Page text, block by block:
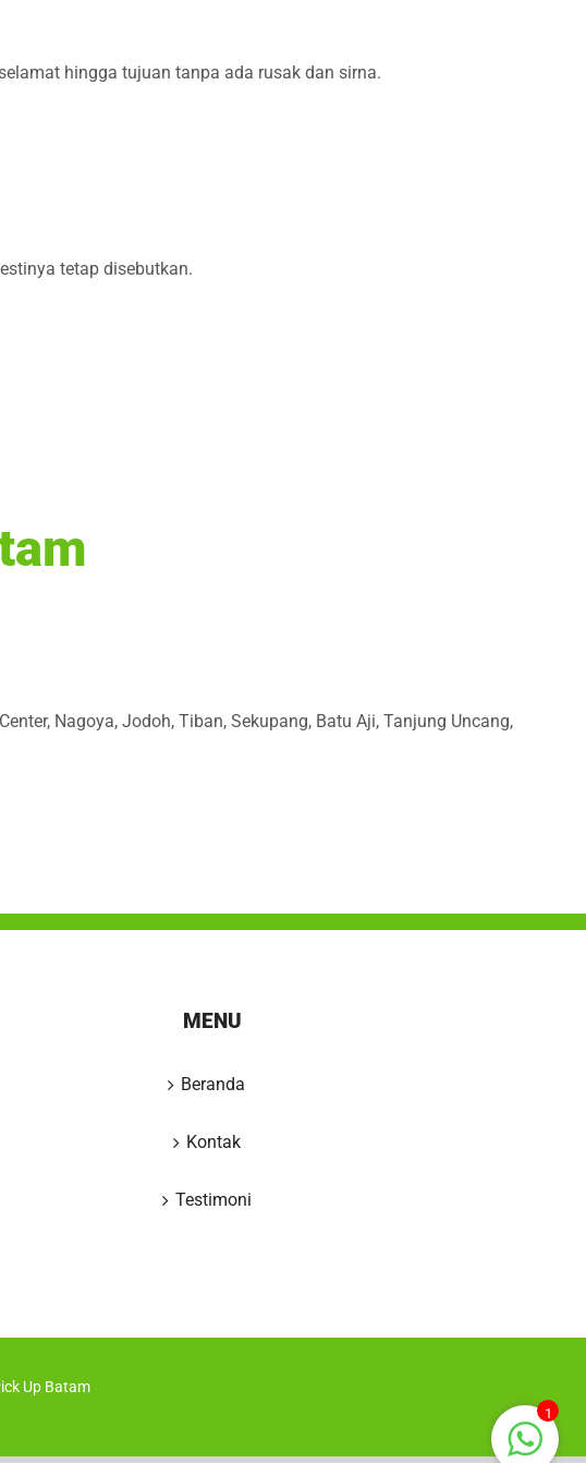
hingga tujuan tanpa ada rusak dan sirna.
tetap disebutkan.
Nagoya, Jodoh, Tiban, Sekupang, Batu Aji, Tanjung Uncang,
MENU
Beranda
Kontak
Testimoni
Up Batam
1